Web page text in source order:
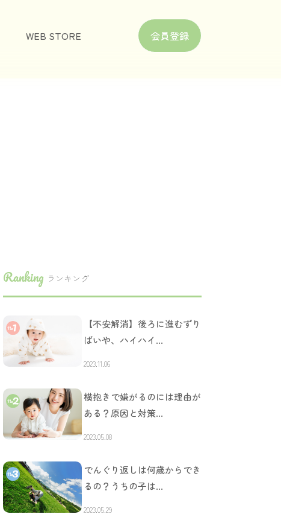
WEB STORE 会員登録
Ranking ランキング
【不安解消】後ろに進むずり
ばいや、ハイハイ…
2023.11.06
横抱きで嫌がるのには理由が
ある？原因と対策…
2023.05.08
でんぐり返しは何歳からでき
るの？うちの子は…
2023.05.29